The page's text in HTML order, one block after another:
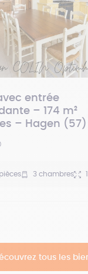
entrée
– 174 m²
– Hagen (57)
3 chambres
tous les